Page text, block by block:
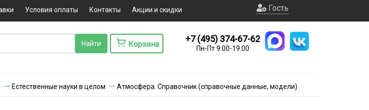
Условия оплаты Контакты Акции и скидки Гость
Корзина
+7 (495) 374-67-62
Пн-Пт 9:00-19:00
Естественные науки в целом Атмосфера. Справочник (справочные данные, модели)